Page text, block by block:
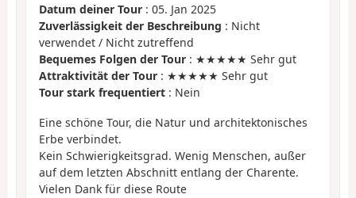
Datum deiner Tour : 05. Jan 2025
Zuverlässigkeit der Beschreibung : Nicht
verwendet / Nicht zutreffend
Bequemes Folgen der Tour : ★★★★★ Sehr gut
Attraktivität der Tour : ★★★★★ Sehr gut
Tour stark frequentiert : Nein
Eine schöne Tour, die Natur und architektonisches
Erbe verbindet.
Kein Schwierigkeitsgrad. Wenig Menschen, außer
auf dem letzten Abschnitt entlang der Charente.
Vielen Dank für diese Route